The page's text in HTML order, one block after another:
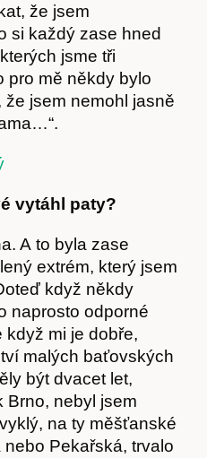
že jsem
si každý zase hned
jsme tři
pro mě někdy bylo
jsem nemohl jasně
vytáhl paty?
A to byla zase
extrém, který jsem
když někdy
naprosto odporné
když mi je dobře,
malých baťovských
být dvacet let,
Brno, nebyl jsem
na ty měšťanské
Pekařská, trvalo